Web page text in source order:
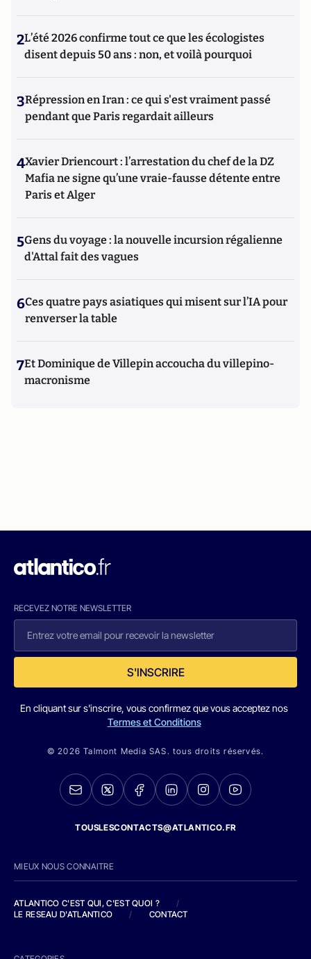
2L’été 2026 confirme tout ce que les écologistes
disent depuis 50 ans : non, et voilà pourquoi
3Répression en Iran : ce qui s'est vraiment passé
pendant que Paris regardait ailleurs
4Xavier Driencourt : l’arrestation du chef de la DZ
Mafia ne signe qu’une vraie-fausse détente entre
Paris et Alger
5Gens du voyage : la nouvelle incursion régalienne
d'Attal fait des vagues
6Ces quatre pays asiatiques qui misent sur l’IA pour
renverser la table
7Et Dominique de Villepin accoucha du villepino-
macronisme
RECEVEZ NOTRE NEWSLETTER
S'INSCRIRE
En cliquant sur s'inscrire, vous confirmez que vous acceptez nos
Termes et Conditions
© 2026 Talmont Media SAS. tous droits réservés.
TOUSLESCONTACTS@ATLANTICO.FR
MIEUX NOUS CONNAITRE
ATLANTICO C'EST QUI, C'EST QUOI ?
/
LE RESEAU D'ATLANTICO
/ CONTACT